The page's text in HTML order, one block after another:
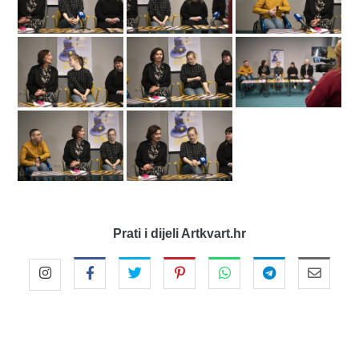
Prati i dijeli Artkvart.hr